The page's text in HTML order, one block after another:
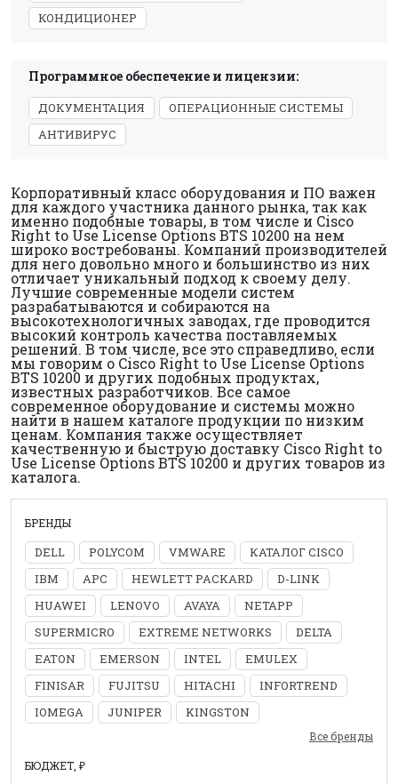
КОНДИЦИОНЕР
Программное обеспечение и лицензии:
ДОКУМЕНТАЦИЯ
ОПЕРАЦИОННЫЕ СИСТЕМЫ
АНТИВИРУС
Корпоративный класс оборудования и ПО важен
для каждого участника данного рынка, так как
именно подобные товары, в том числе и Cisco
Right to Use License Options BTS 10200 на нем
широко востребованы. Компаний производителей
для него довольно много и большинство из них
отличает уникальный подход к своему делу.
Лучшие современные модели систем
разрабатываются и собираются на
высокотехнологичных заводах, где проводится
высокий контроль качества поставляемых
решений. В том числе, все это справедливо, если
мы говорим о Cisco Right to Use License Options
BTS 10200 и других подобных продуктах,
известных разработчиков. Все самое
современное оборудование и системы можно
найти в нашем каталоге продукции по низким
ценам. Компания также осуществляет
качественную и быструю доставку Cisco Right to
Use License Options BTS 10200 и других товаров из
каталога.
БРЕНДЫ
DELL POLYCOM VMWARE
КАТАЛОГ CISCO
IBM
APC HEWLETT PACKARD
D-LINK
HUAWEI
LENOVO AVAYA
NETAPP
SUPERMICRO
EXTREME NETWORKS
DELTA
EATON
EMERSON INTEL
EMULEX
FINISAR
FUJITSU HITACHI
INFORTREND
IOMEGA
JUNIPER KINGSTON
Все бренды
БЮДЖЕТ, ₽